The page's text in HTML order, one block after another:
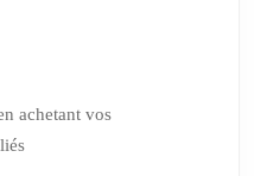
achetant vos